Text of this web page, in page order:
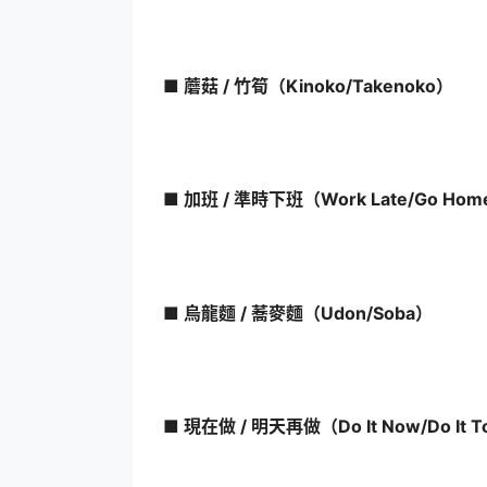
■ 蘑菇 / 竹筍（Kinoko/Takenoko）
■ 加班 / 準時下班（Work Late/Go Home
■ 烏龍麵 / 蕎麥麵（Udon/Soba）
■ 現在做 / 明天再做（Do It Now/Do It